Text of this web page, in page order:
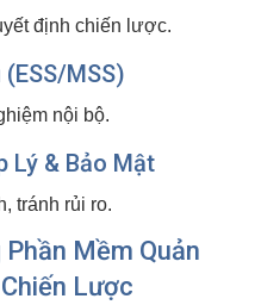
định chiến lược.
MSS)
nội bộ.
Lý & Bảo Mật
tránh rủi ro.
Mềm Quản
Lược